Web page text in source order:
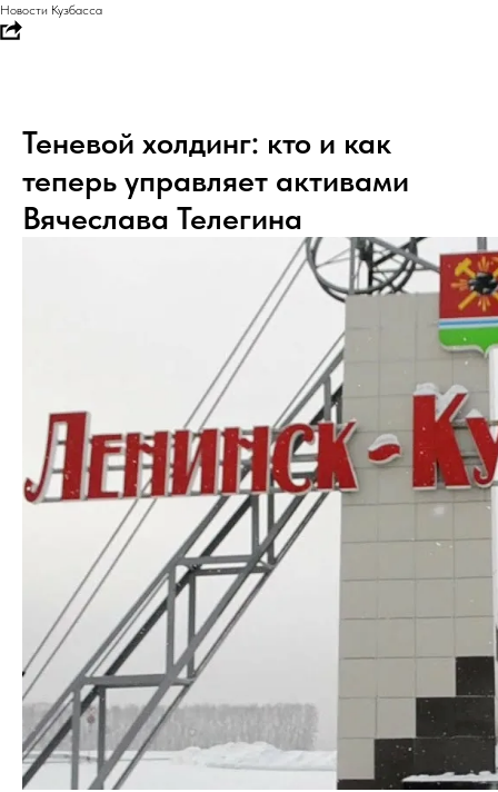
Новости Кузбасса
Теневой холдинг: кто и как
теперь управляет активами
Вячеслава Телегина